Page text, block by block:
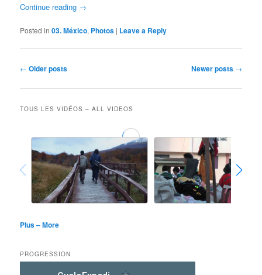
Continue reading →
Posted in 03. México, Photos | Leave a Reply
Post
← Older posts Newer posts →
TOUS LES VIDÉOS – ALL VIDEOS
Plus – More
PROGRESSION